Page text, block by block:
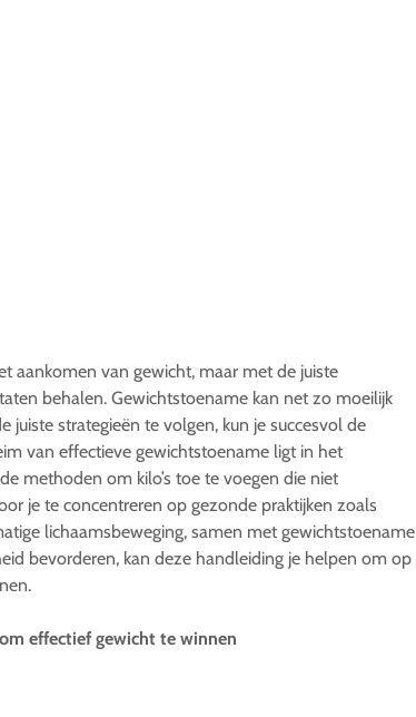
aankomen van gewicht, maar met de juiste
behalen. Gewichtstoename kan net zo moeilijk
juiste strategieën te volgen, kun je succesvol de
van effectieve gewichtstoename ligt in het
methoden om kilo’s toe te voegen die niet
je te concentreren op gezonde praktijken zoals
lichaamsbeweging, samen met gewichtstoename
bevorderen, kan deze handleiding je helpen om op
effectief gewicht te winnen